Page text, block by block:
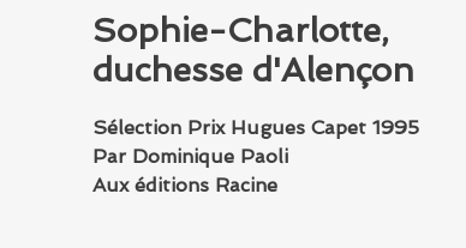
Sophie-Charlotte,
duchesse d'Alençon
Sélection Prix Hugues Capet 1995
Par Dominique Paoli
Aux éditions Racine